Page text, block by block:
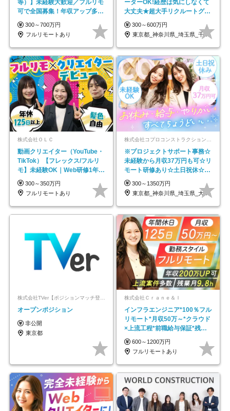
等）】未経験大歓迎／フルリモ
可で全国募集！年収アップ多数
★年休最大130日★
300～700万円
フルリモートあり
ーターOK!経歴は気にしなくて
大丈夫★超大手リクルートグル
ープの正社員/sg
300～600万円
東京都_神奈川県_埼玉県_千葉県_大阪府…
株式会社ＯＬＣ
動画クリエイター（YouTube・
TikTok）【フレックス/フルリ
モ】未経験OK｜Web研修1年間
｜副業OK
300～350万円
フルリモートあり
※プロジェクトサポート事務☆
未経験から月収37万円も可☆リ
モート研修あり☆土日祝休☆20
代～30代活躍/b
300～1350万円
東京都_神奈川県_埼玉県_大阪府_愛知県…
株式会社TVer【ポジションマッチ登録】
オープンポジション
非公開
東京都
株式会社Ｃｒａｎｅ＆Ｉ
インフラエンジニア*100％フル
リモート*月収50万～*クラウド
×上流工程*前職給与保証*残業
月9.8h
600～1200万円
フルリモートあり